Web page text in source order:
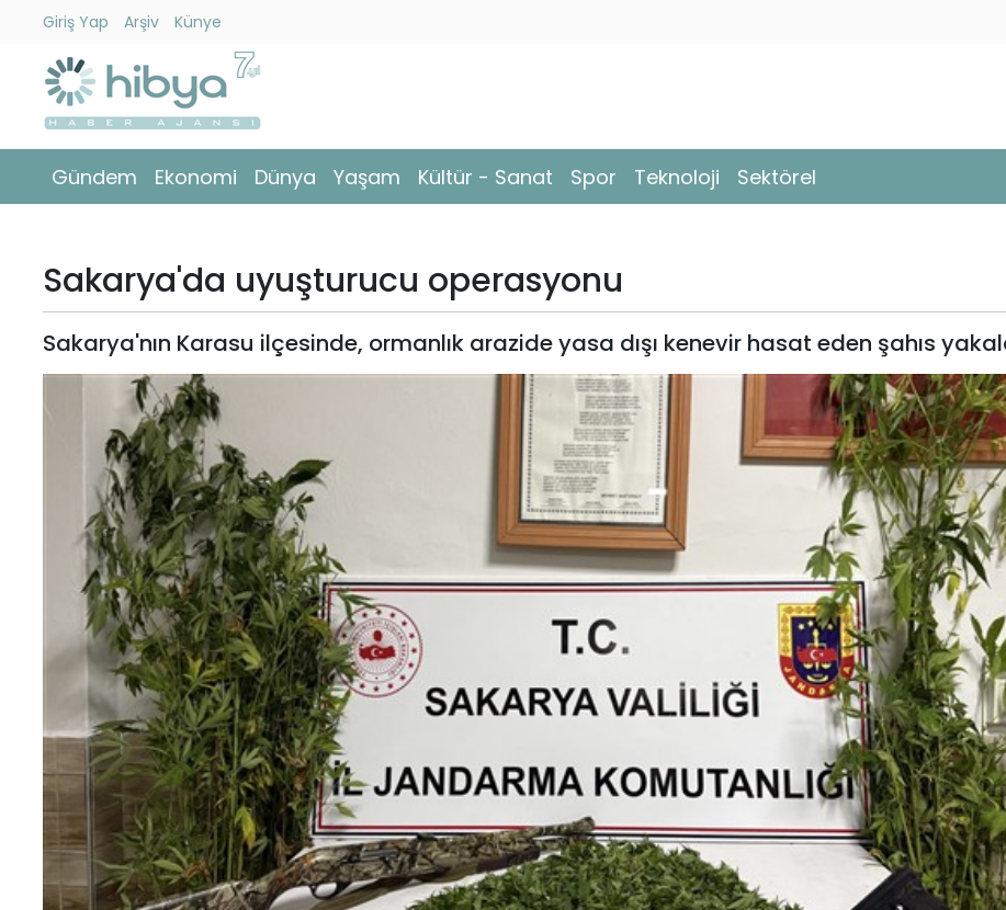
Giriş Yap Arşiv Künye
Gündem Ekonomi Dünya Yaşam Kültür - Sanat Spor Teknoloji Sektörel
Gündem
Ekonomi
Yaşam
Kültür
Teknoloji
Sektörel
Arşiv
Yap
Sakarya'da uyuşturucu operasyonu
Sakarya'nın Karasu ilçesinde, ormanlık arazide yasa dışı kenevir hasat eden şahıs